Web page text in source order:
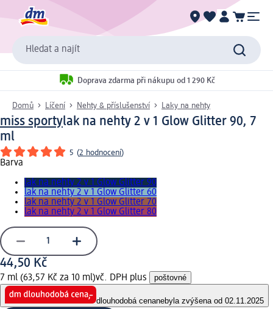
Hledat a najít
Doprava zdarma při nákupu od 1 290 Kč
Domů Líčení Nehty & příslušenství Laky na nehty
miss sportylak na nehty 2 v 1 Glow Glitter 90, 7
ml
5 (2 hodnocení)
Barva
lak na nehty 2 v 1 Glow Glitter 90
lak na nehty 2 v 1 Glow Glitter 60
lak na nehty 2 v 1 Glow Glitter 70
lak na nehty 2 v 1 Glow Glitter 80
44,50 Kč
7 ml (63,57 Kč za 10 ml)vč. DPH plus poštovné
dlouhodobá cenanebyla zvýšena od 02.11.2025